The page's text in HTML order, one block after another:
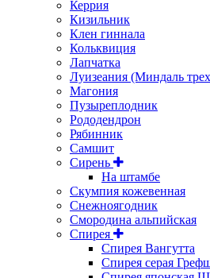
Керрия
Кизильник
Клен гиннала
Кольквиция
Лапчатка
Луизеания (Миндаль
Магония
Пузыреплодник
Рододендрон
Рябинник
Самшит
Сирень
На штамбе
Скумпия кожевенная
Снежноягодник
Смородина альпийская
Спирея
Спирея Вангутта
Спирея серая